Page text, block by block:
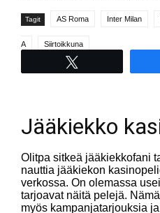
Tagit AS Roma Inter Milan
A Siirtoikkuna
Jääkiekko
Olitpa sitkeä jääkiekkofani
nauttia jääkiekon
verkossa. On olemassa
tarjoavat näitä pelejä.
myös kampanjatarjouksia